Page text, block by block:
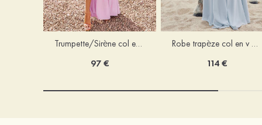
Trumpette/Sirène col en v jersey ras du sol robe de demoiselle d'honneur
97 €
Robe trapèze col en v mousseline ras du sol robe de demoiselle d'honneur
114 €